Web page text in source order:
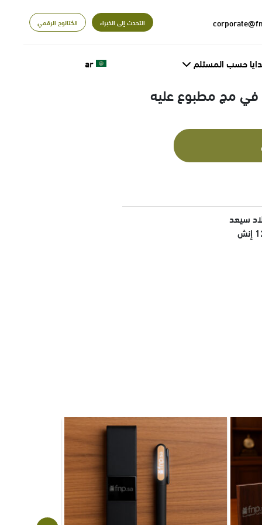
التحدث إلى الخبراء الكتالوج الرقمي
حسب المستلم ar
في مج مطبوع عليه
سيعد